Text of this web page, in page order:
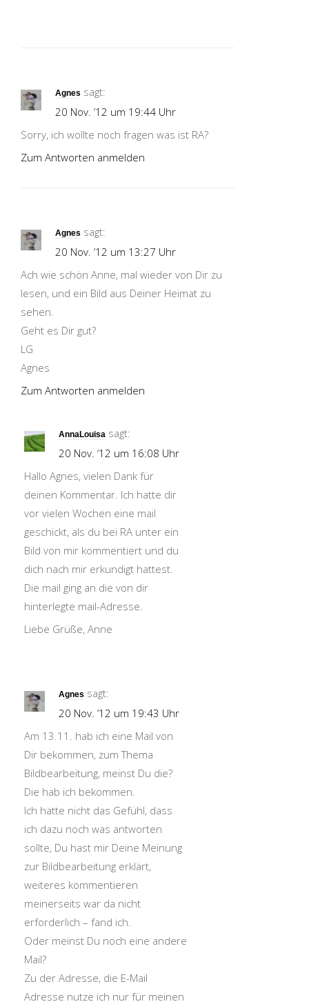
Agnes sagt:
20 Nov. ’12 um 19:44 Uhr
Sorry, ich wollte noch fragen was ist RA?
Zum Antworten anmelden
Agnes sagt:
20 Nov. ’12 um 13:27 Uhr
Ach wie schön Anne, mal wieder von Dir zu
lesen, und ein Bild aus Deiner Heimat zu
sehen.
Geht es Dir gut?
LG
Agnes
Zum Antworten anmelden
AnnaLouisa sagt:
20 Nov. ’12 um 16:08 Uhr
Hallo Agnes, vielen Dank für
deinen Kommentar. Ich hatte dir
vor vielen Wochen eine mail
geschickt, als du bei RA unter ein
Bild von mir kommentiert und du
dich nach mir erkundigt hattest.
Die mail ging an die von dir
hinterlegte mail-Adresse.
Liebe Grüße, Anne
Agnes sagt:
20 Nov. ’12 um 19:43 Uhr
Am 13.11. hab ich eine Mail von
Dir bekommen, zum Thema
Bildbearbeitung, meinst Du die?
Die hab ich bekommen.
Ich hatte nicht das Gefühl, dass
ich dazu noch was antworten
sollte, Du hast mir Deine Meinung
zur Bildbearbeitung erklärt,
weiteres kommentieren
meinerseits war da nicht
erforderlich – fand ich.
Oder meinst Du noch eine andere
Mail?
Zu der Adresse, die E-Mail
Adresse nutze ich nur für meinen